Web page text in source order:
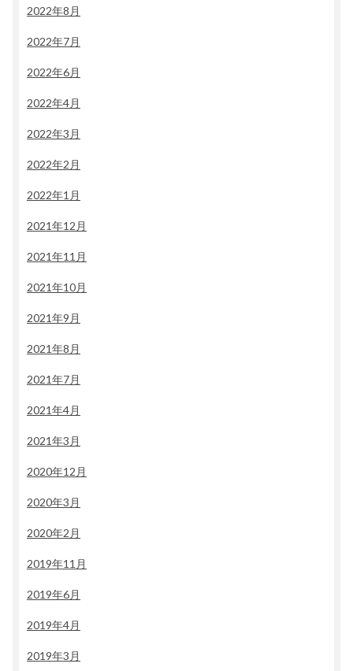
2022年8月
2022年7月
2022年6月
2022年4月
2022年3月
2022年2月
2022年1月
2021年12月
2021年11月
2021年10月
2021年9月
2021年8月
2021年7月
2021年4月
2021年3月
2020年12月
2020年3月
2020年2月
2019年11月
2019年6月
2019年4月
2019年3月